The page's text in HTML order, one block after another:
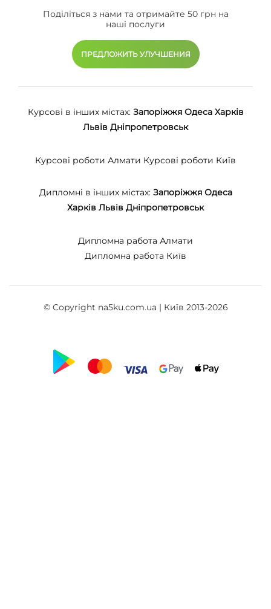
Поділіться з нами та отримайте 50 грн на
наші послуги
ПРЕДЛОЖИТЬ УЛУЧШЕНИЯ
Курсові в інших містах: Запоріжжя Одеса Харків
Львів Дніпропетровськ
Курсові роботи Алмати Курсові роботи Київ
Дипломні в інших містах: Запоріжжя Одеса
Харків Львів Дніпропетровськ
Дипломна работа Алмати
Дипломна работа Київ
© Copyright na5ku.com.ua | Київ 2013-2026